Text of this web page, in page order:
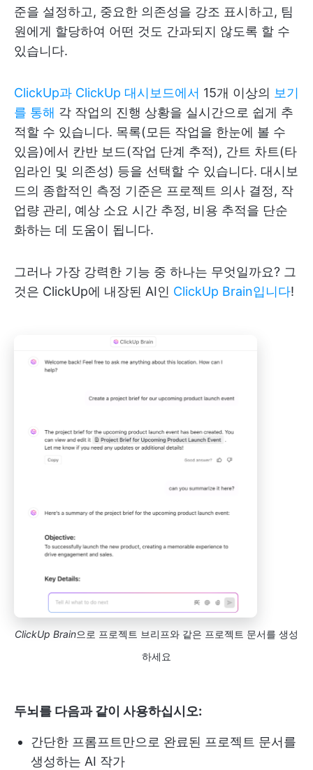
준을 설정하고, 중요한 의존성을 강조 표시하고, 팀
원에게 할당하여 어떤 것도 간과되지 않도록 할 수
있습니다.
ClickUp과 ClickUp 대시보드에서 15개 이상의 보기
를 통해 각 작업의 진행 상황을 실시간으로 쉽게 추
적할 수 있습니다. 목록(모든 작업을 한눈에 볼 수
있음)에서 칸반 보드(작업 단계 추적), 간트 차트(타
임라인 및 의존성) 등을 선택할 수 있습니다. 대시보
드의 종합적인 측정 기준은 프로젝트 의사 결정, 작
업량 관리, 예상 소요 시간 추정, 비용 추적을 단순
화하는 데 도움이 됩니다.
그러나 가장 강력한 기능 중 하나는 무엇일까요? 그
것은 ClickUp에 내장된 AI인 ClickUp Brain입니다!
ClickUp Brain으로 프로젝트 브리프와 같은 프로젝트 문서를 생성
하세요
두뇌를 다음과 같이 사용하십시오:
간단한 프롬프트만으로 완료된 프로젝트 문서를
생성하는 AI 작가